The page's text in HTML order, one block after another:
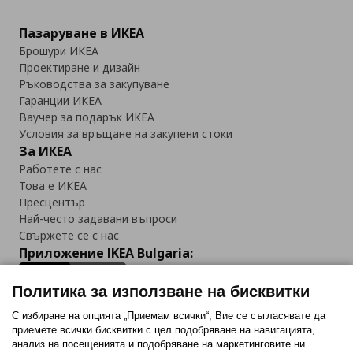
Пазаруване в ИКЕА
Брошури ИКЕА
Проектиране и дизайн
Ръководства за закупуване
Гаранции ИКЕА
Ваучер за подарък ИКЕА
Условия за връщане на закупени стоки
За ИКЕА
Работете с нас
Това е ИКЕА
Пресцентър
Най-често задавани въпроси
Свържете се с нас
Приложение IKEA Bulgaria:
Последвайте ни:
Политика за използване на бисквитки
С избиране на опцията „Приемам всички“, Вие се съгласявате да
приемете всички бисквитки с цел подобряване на навигацията,
анализ на посещенията и подобряване на маркетинговите ни